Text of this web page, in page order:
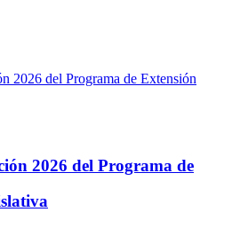
2026 del Programa de